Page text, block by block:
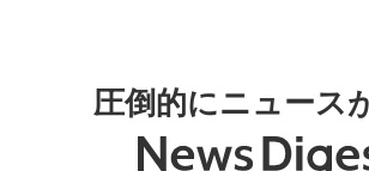
圧倒的にニュース